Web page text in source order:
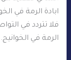
ابادة الرمة في
فلا تتردد في
الرمة في الخوانيج.